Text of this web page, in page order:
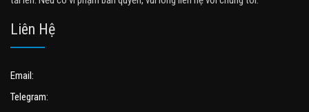
Liên Hệ
Email:
Telegram: